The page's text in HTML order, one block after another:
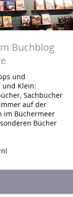
Buchblog
und
und Klein:
Sachbücher
auf der
im Büchermeer
Bücher